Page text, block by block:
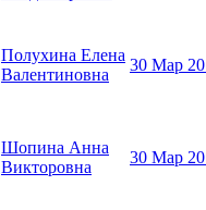
Полухина Елена
Валентиновна
30 Мар
Шопина Анна
Викторовна
30 Мар